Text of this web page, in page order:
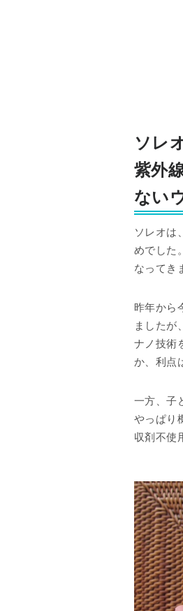
ソレ
紫外
ない
ソレオは
めでした
なってき
昨年から
ましたが
ナノ技術
か、利点
一方、子
やっぱり
収剤不使